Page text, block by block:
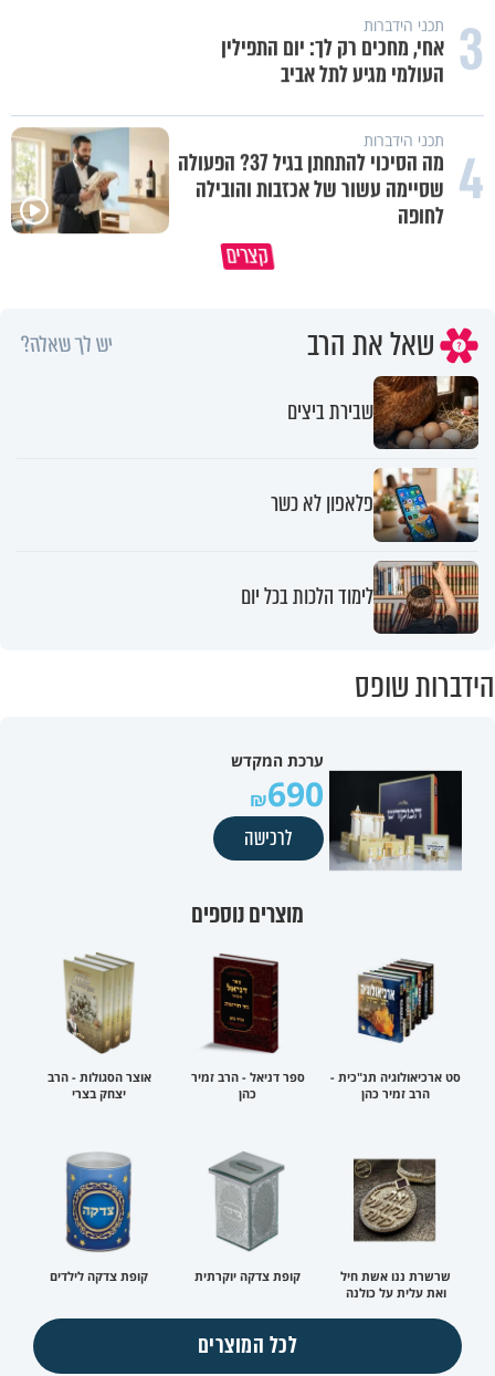
3 תכני הידברות
אחי, מחכים רק לך: יום התפילין
העולמי מגיע לתל אביב
4 תכני הידברות
מה הסיכוי להתחתן בגיל 37? הפעולה
שסיימה עשור של אכזבות והובילה
לחופה
קצריםתשתמש באהבה של השם לטובתך
פותחים פתח קטן - ומקבלים
שאל את הרב יש לך שאלה?
שבירת ביצים
פלאפון לא כשר
לימוד הלכות בכל יום
הידברות שופס
ערכת המקדש
690
לרכישה
מוצרים נוספים
סט ארכיאולוגיה תנ"כית -
הרב זמיר כהן
ספר דניאל - הרב זמיר
כהן
אוצר הסגולות - הרב
יצחק בצרי
שרשרת ננו אשת חיל
ואת עלית על כולנה
קופת צדקה יוקרתית קופת צדקה לילדים
לכל המוצרים